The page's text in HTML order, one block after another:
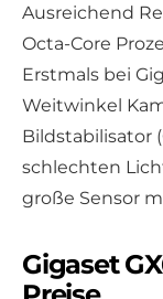
Ausreichend
Octa-Core
Erstmals bei
Weitwinkel
Bildstabilisator
schlechten
große Sensor
Gigaset